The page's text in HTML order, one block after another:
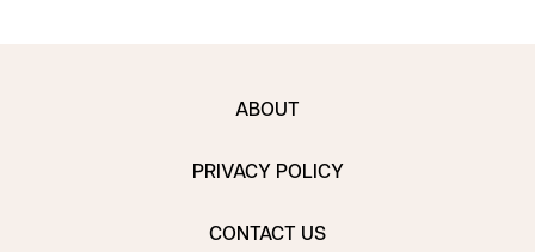
ABOUT
PRIVACY POLICY
CONTACT US